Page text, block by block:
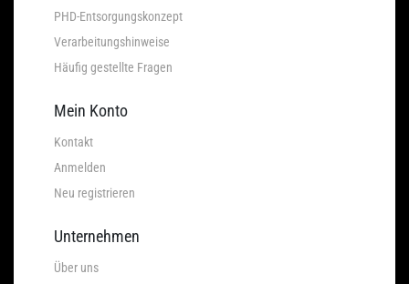
PHD-Entsorgungskonzept
Verarbeitungshinweise
Häufig gestellte Fragen
Mein Konto
Kontakt
Anmelden
Neu registrieren
Unternehmen
Über uns